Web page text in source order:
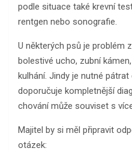
podle situace také krevní
rentgen nebo sonografie.
U některých psů je problém
bolestivé ucho, zubní
kulhání. Jindy je nutné
doporučuje kompletnější
chování může souviset s
Majitel by si měl připravit
otázek: